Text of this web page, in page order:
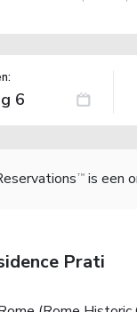
TM is een
Prati